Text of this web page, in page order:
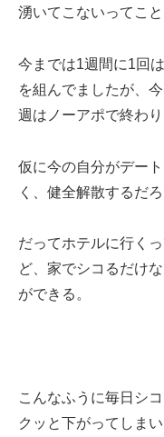
湧いてこないってこと
今までは1週間に1回
を組んでましたが、
週はノーアポで終わり
仮に今の自分がデー
く、健全解散するだ
だってホテルに行く
ど、家でシコるだけ
ができる。
こんなふうに毎日シ
クッと下がってしまい